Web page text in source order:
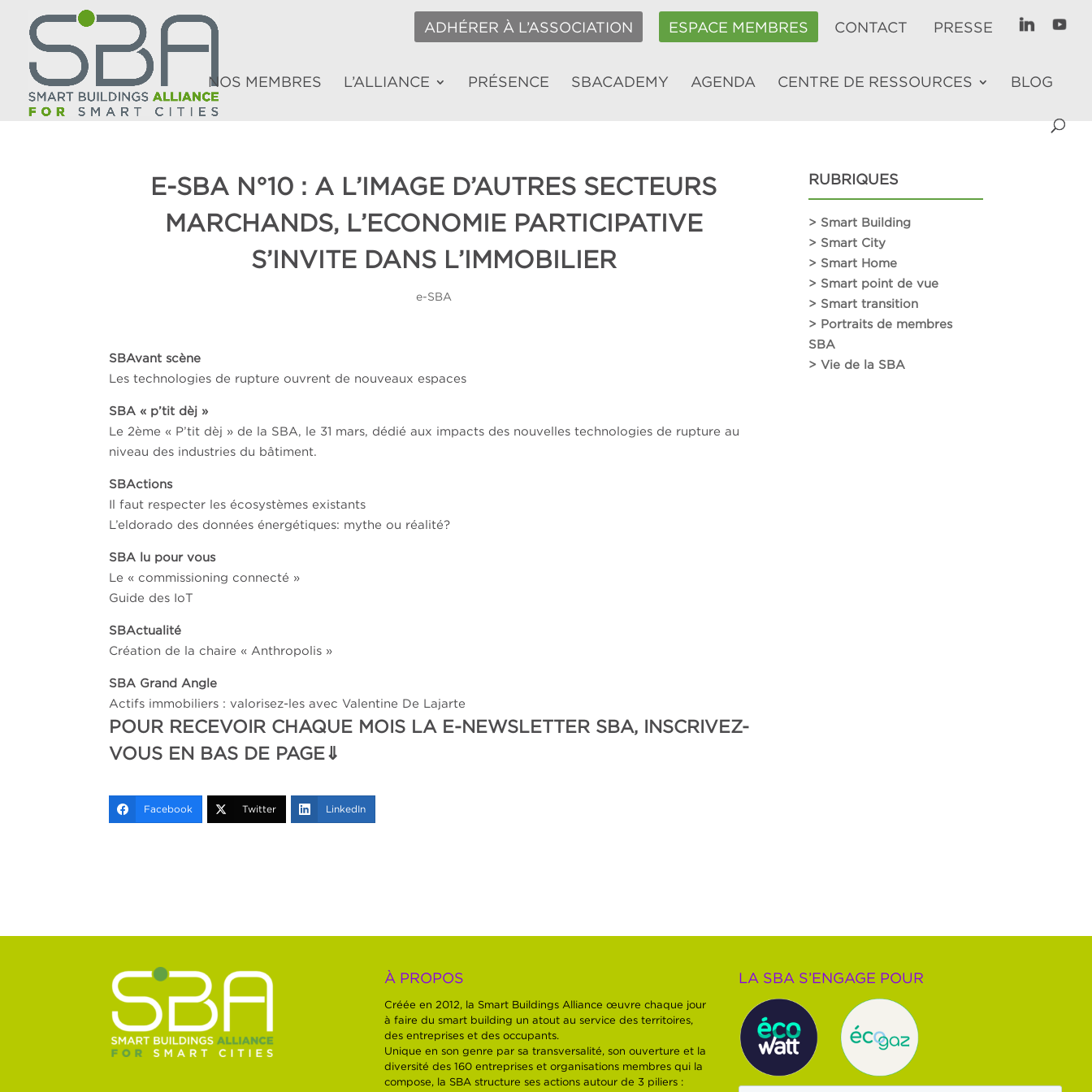
ADHÉRER À L’ASSOCIATION ESPACE MEMBRES CONTACT PRESSE
NOS MEMBRES L’ALLIANCE PRÉSENCE SBACADEMY AGENDA CENTRE DE RESSOURCES BLOG
E-SBA N°10 : A L’IMAGE D’AUTRES SECTEURS
MARCHANDS, L’ECONOMIE PARTICIPATIVE
S’INVITE DANS L’IMMOBILIER
e-SBA
SBAvant scène
Les technologies de rupture ouvrent de nouveaux espaces
SBA « p’tit dèj »
Le 2ème « P’tit dèj » de la SBA, le 31 mars, dédié aux impacts des nouvelles technologies de rupture au
niveau des industries du bâtiment.
SBActions
Il faut respecter les écosystèmes existants
L’eldorado des données énergétiques: mythe ou réalité?
SBA lu pour vous
Le « commissioning connecté »
Guide des IoT
SBActualité
Création de la chaire « Anthropolis »
SBA Grand Angle
Actifs immobiliers : valorisez-les avec Valentine De Lajarte
POUR RECEVOIR CHAQUE MOIS LA E-NEWSLETTER SBA, INSCRIVEZ-
VOUS EN BAS DE PAGE⇓
Facebook Twitter LinkedIn
RUBRIQUES
> Smart Building
> Smart City
> Smart Home
> Smart point de vue
> Smart transition
> Portraits de membres
SBA
> Vie de la SBA
À PROPOS
Créée en 2012, la Smart Buildings Alliance œuvre chaque jour
à faire du smart building un atout au service des territoires,
des entreprises et des occupants.
Unique en son genre par sa transversalité, son ouverture et la
diversité des 160 entreprises et organisations membres qui la
compose, la SBA structure ses actions autour de 3 piliers :
LA SBA S’ENGAGE POUR